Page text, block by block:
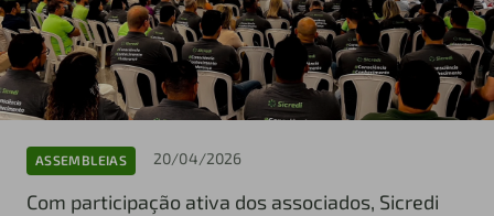
ASSEMBLEIAS 20/04/2026
Com participação ativa dos associados, Sicredi